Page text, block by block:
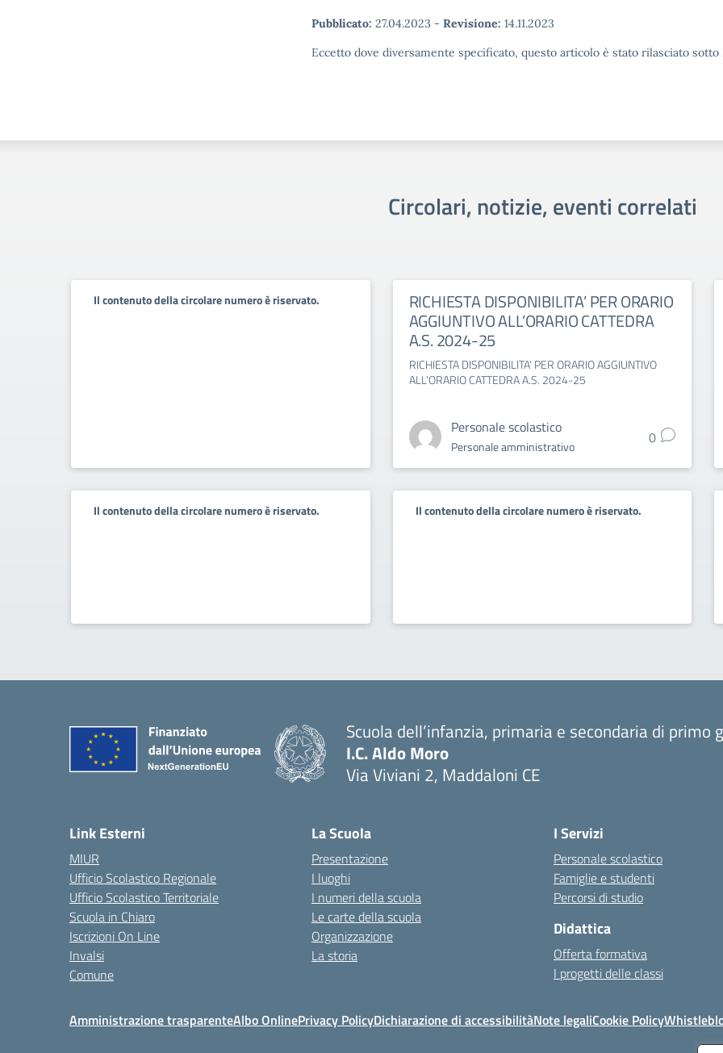
Pubblicato: 27.04.2023 - Revisione: 14.11.2023
Eccetto dove diversamente specificato, questo articolo è stato rilasciato
Circolari, notizie, eventi correlati
Il contenuto della circolare numero è riservato. RICHIESTA DISPONIBILITA’ PER ORARIO
AGGIUNTIVO ALL’ORARIO CATTEDRA
A.S. 2024-25
RICHIESTA DISPONIBILITA’ PER ORARIO AGGIUNTIVO
ALL’ORARIO CATTEDRA A.S. 2024-25
Personale scolastico
Personale amministrativo 0
Il contenuto della circolare numero è riservato. Il contenuto della circolare numero è riservato.
Scuola dell’infanzia, primaria e secondaria di primo
I.C. Aldo Moro
Via Viviani 2, Maddaloni CE
Link Esterni
MIUR
Ufficio Scolastico Regionale
Ufficio Scolastico Territoriale
Scuola in Chiaro
Iscrizioni On Line
Invalsi
Comune
La Scuola
Presentazione
I luoghi
I numeri della scuola
Le carte della scuola
Organizzazione
La storia
I Servizi
Personale scolastico
Famiglie e studenti
Percorsi di studio
Didattica
Offerta formativa
I progetti delle classi
Amministrazione trasparenteAlbo OnlinePrivacy PolicyDichiarazione di accessibilitàNote legaliCookie Policy